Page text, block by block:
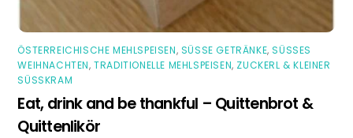
ÖSTERREICHISCHE MEHLSPEISEN, SÜSSE GETRÄNKE ,SÜSSES W
EIHNACHTEN ,TRADITIONELLE MEHLSPEISEN, ZUCKERL & KLEINER
SÜSSKRAM
Eat, drink and be thankful – Quittenbrot &
Quittenlikör